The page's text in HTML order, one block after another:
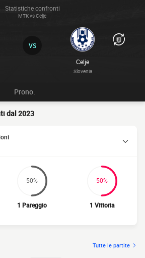
Statistiche confronti
MTK vs Celje
Celje
Slovenia
VS
Prono.
dal 2023
50%
1 Pareggio
50%
1 Vittoria
Tutte le partite